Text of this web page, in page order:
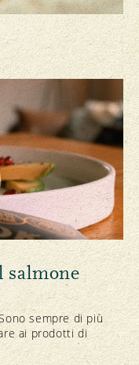
salmone
sempre di più
ai prodotti di